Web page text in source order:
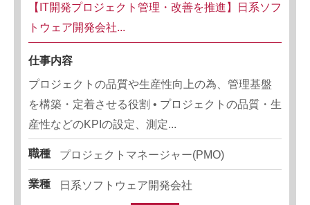
【IT開発プロジェクト管理・改善を推進】日系ソフ
トウェア開発会社...
仕事内容
プロジェクトの品質や生産性向上の為、管理基盤
を構築・定着させる役割 • プロジェクトの品質・生
産性などのKPIの設定、測定...
職種 プロジェクトマネージャー(PMO)
業種 日系ソフトウェア開発会社